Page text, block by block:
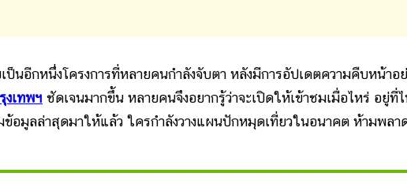
ป็นอีกหนึ่งโครงการที่หลายคนกำลังจับตา หลังมีการอัปเดตความคืบหน้าอ
งเทพฯ ชัดเจนมากขึ้น หลายคนจึงอยากรู้ว่าจะเปิดให้เข้าชมเมื่อไหร่ อยู่ที่
ข้อมูลล่าสุดมาให้แล้ว ใครกำลังวางแผนปักหมุดเที่ยวในอนาคต ห้ามพล